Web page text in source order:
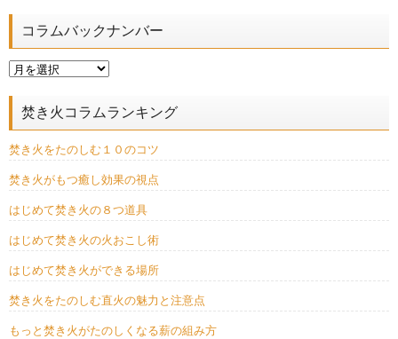
コラムバックナンバー
焚き火コラムランキング
焚き火をたのしむ１０のコツ
焚き火がもつ癒し効果の視点
はじめて焚き火の８つ道具
はじめて焚き火の火おこし術
はじめて焚き火ができる場所
焚き火をたのしむ直火の魅力と注意点
もっと焚き火がたのしくなる薪の組み方